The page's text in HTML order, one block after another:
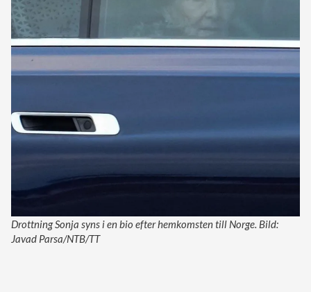
Drottning Sonja syns i en bio efter hemkomsten till Norge. Bild:
Javad Parsa/NTB/TT